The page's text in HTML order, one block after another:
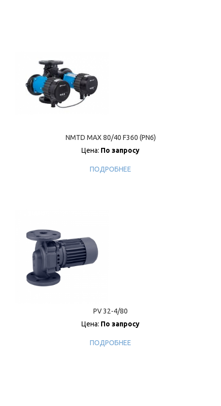
NMTD MAX 80/40 F360 (PN6)
Цена: По запросу
ПОДРОБНЕЕ
PV 32-4/80
Цена: По запросу
ПОДРОБНЕЕ